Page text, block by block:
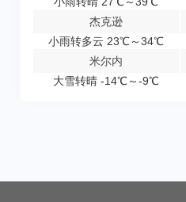
杰克逊
小雨转多云 23℃～34℃
米尔内
大雪转晴 -14℃～-9℃